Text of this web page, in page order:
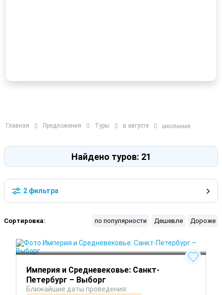
Главная Предложения Туры в августе школьные
Найдено туров: 21
2 фильтра
Сортировка: по популярности Дешевле Дороже
Круглый год
Империя и Средневековье: Санкт-
Петербург – Выборг
Ближайшие даты проведения: